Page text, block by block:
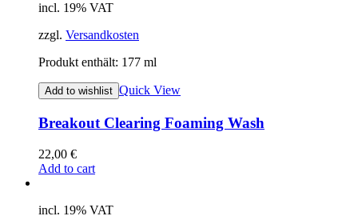
incl. 19% VAT
zzgl. Versandkosten
Produkt enthält: 177 ml
Add to wishlist Quick View
Breakout Clearing Foaming Wash
22,00 €
Add to cart
incl. 19% VAT